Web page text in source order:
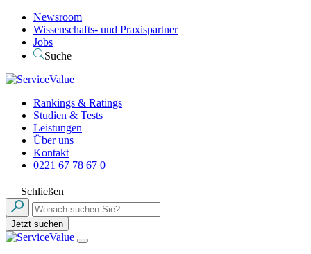
Newsroom
Wissenschafts- und Praxispartner
Jobs
Suche
Rankings & Ratings
Studien & Tests
Leistungen
Über uns
Kontakt
0221 67 78 67 0
Schließen
Jetzt suchen